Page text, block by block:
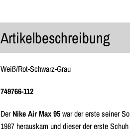
Artikelbeschreibung
Weiß/Rot-Schwarz-Grau
749766-112
DerNike Air Max 95war der erste seiner
1987 herauskam und dieser der erste